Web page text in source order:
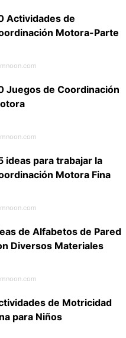
Actividades de
Motora-Parte
Juegos de Coordinación
ideas para trabajar la
Motora Fina
de Alfabetos de Pared
Diversos Materiales
de Motricidad
para Niños